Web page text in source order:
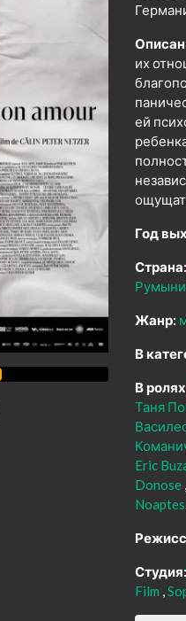
их
ей
Год
Страна:
Жанр:
В
В
Таня
Eric
Donose
Noaptes
Студия:
Film